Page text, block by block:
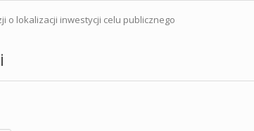
o lokalizacji inwestycji celu publicznego